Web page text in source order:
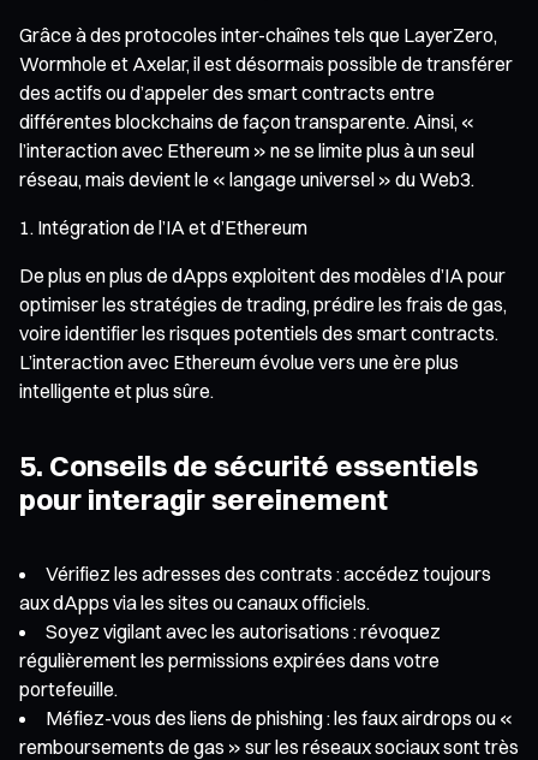
Grâce à des protocoles inter-chaînes tels que LayerZero,
Wormhole et Axelar, il est désormais possible de transférer
des actifs ou d’appeler des smart contracts entre
différentes blockchains de façon transparente. Ainsi, «
l’interaction avec Ethereum » ne se limite plus à un seul
réseau, mais devient le « langage universel » du Web3.
Intégration de l’IA et d’Ethereum
De plus en plus de dApps exploitent des modèles d’IA pour
optimiser les stratégies de trading, prédire les frais de gas,
voire identifier les risques potentiels des smart contracts.
L’interaction avec Ethereum évolue vers une ère plus
intelligente et plus sûre.
5. Conseils de sécurité essentiels
pour interagir sereinement
Vérifiez les adresses des contrats : accédez toujours
aux dApps via les sites ou canaux officiels.
Soyez vigilant avec les autorisations : révoquez
régulièrement les permissions expirées dans votre
portefeuille.
Méfiez-vous des liens de phishing : les faux airdrops ou «
remboursements de gas » sur les réseaux sociaux sont très